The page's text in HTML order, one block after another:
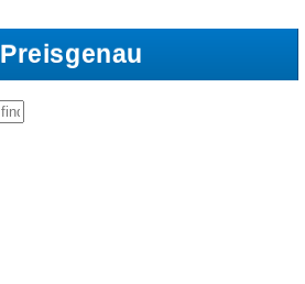
Preisgenau
Preisgenau
Preisgenau